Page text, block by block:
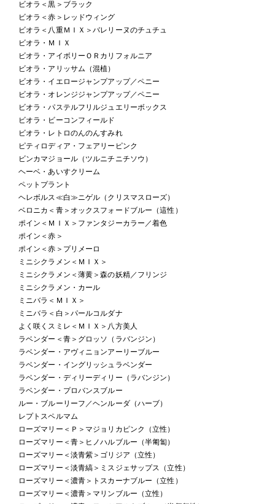
ビオラ＜黒＞ブラック
ビオラ＜赤＞レッドウィング
ビオラ＜八重ＭＩＸ＞バレリーヌのチュチュ
ビオラ・ＭＩＸ
ビオラ・アイボリーＯＲカリフォルニア
ビオラ・アリッサム（混植）
ビオラ・イエロージャンプアップ／ペニー
ビオラ・オレンジジャンプアップ／ペニー
ビオラ・パステルフリルジュエリーボックス
ビオラ・ビーコンフィールド
ビオラ・レトロのんのんすみれ
ピティロディア・フェアリーピンク
ビンカマジョール（ツルニチニチソウ）
ヘーベ・あいすクリーム
ペットプラント
ヘレボルス≪白≫ニゲル（クリスマスローズ）
ベロニカ＜青＞オックスフォードブルー（這性）
ポイン＜ＭＩＸ＞ファンタジーカラー／着色
ポイン＜赤＞
ポイン＜赤＞プリメーロ
ミニシクラメン＜ＭＩＸ＞
ミニシクラメン＜薄黄＞森の妖精／フリンジ
ミニシクラメン・カール
ミニバラ＜ＭＩＸ＞
ミニバラ＜白＞パールコルダナ
よく咲くスミレ＜ＭＩＸ＞八方美人
ラベンダー＜青＞グロッソ（ラバンジン）
ラベンダー・アヴィニョンアーリーブルー
ラベンダー・イングリッシュラベンダー
ラベンダー・ディリーディリー（ラバンジン）
ラベンダー・プロバンスブルー
ルー・ブルーリーフ／ヘンルーダ（ハーブ）
レプトスペルマム
ローズマリー＜Ｐ＞マジョリカピンク（立性）
ローズマリー＜青＞ヒノハルブルー（半匍匐）
ローズマリー＜淡青紫＞ゴリジア（立性）
ローズマリー＜淡青縞＞ミスジェサップス（立性）
ローズマリー＜濃青＞トスカーナブルー（立性）
ローズマリー＜濃青＞マリンブルー（立性）